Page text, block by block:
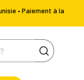
• Paiement à la